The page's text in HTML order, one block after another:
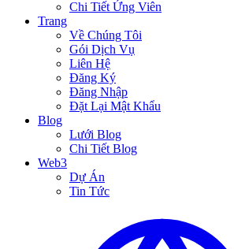
Chi Tiết Ứng Viên
Trang
Về Chúng Tôi
Gói Dịch Vụ
Liên Hệ
Đăng Ký
Đăng Nhập
Đặt Lại Mật Khẩu
Blog
Lưới Blog
Chi Tiết Blog
Web3
Dự Án
Tin Tức